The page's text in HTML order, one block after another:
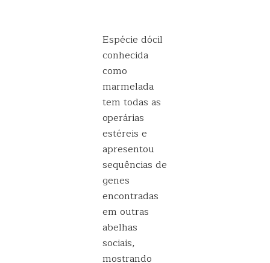
Espécie dócil
conhecida
como
marmelada
tem todas as
operárias
estéreis e
apresentou
sequências de
genes
encontradas
em outras
abelhas
sociais,
mostrando